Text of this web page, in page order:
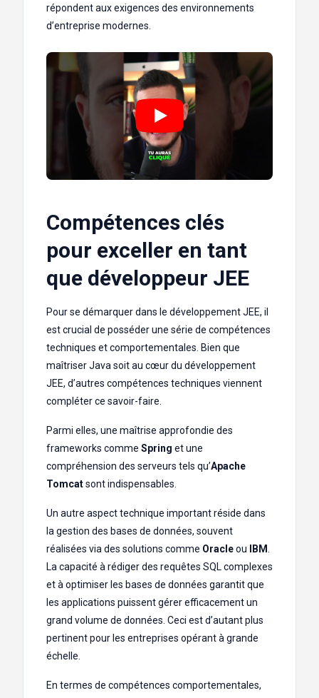
répondent aux exigences des environnements
d’entreprise modernes.
Compétences clés
pour exceller en tant
que développeur JEE
Pour se démarquer dans le développement JEE, il
est crucial de posséder une série de compétences
techniques et comportementales. Bien que
maîtriser Java soit au cœur du développement
JEE, d’autres compétences techniques viennent
compléter ce savoir-faire.
Parmi elles, une maîtrise approfondie des
frameworks comme Spring et une
compréhension des serveurs tels qu’Apache
Tomcatsont indispensables.
Un autre aspect technique important réside dans
la gestion des bases de données, souvent
réalisées via des solutions comme Oracleou IBM
La capacité à rédiger des requêtes SQL complexes
et à optimiser les bases de données garantit que
les applications puissent gérer efficacement un
grand volume de données. Ceci est d’autant plus
pertinent pour les entreprises opérant à grande
échelle.
En termes de compétences comportementales,